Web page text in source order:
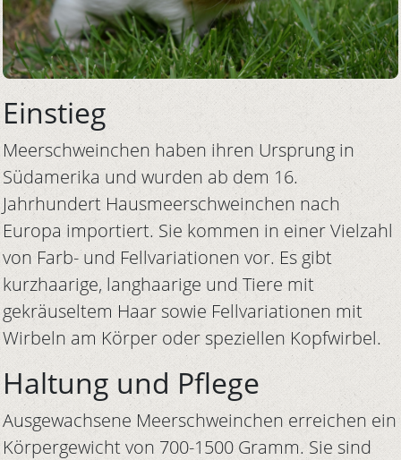
Einstieg
Meerschweinchen haben ihren Ursprung in
Südamerika und wurden ab dem 16.
Jahrhundert Hausmeerschweinchen nach
Europa importiert. Sie kommen in einer Vielzahl
von Farb- und Fellvariationen vor. Es gibt
kurzhaarige, langhaarige und Tiere mit
gekräuseltem Haar sowie Fellvariationen mit
Wirbeln am Körper oder speziellen Kopfwirbel.
Haltung und Pflege
Ausgewachsene Meerschweinchen erreichen ein
Körpergewicht von 700-1500 Gramm. Sie sind